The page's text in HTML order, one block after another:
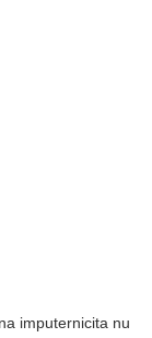
imputernicita nu